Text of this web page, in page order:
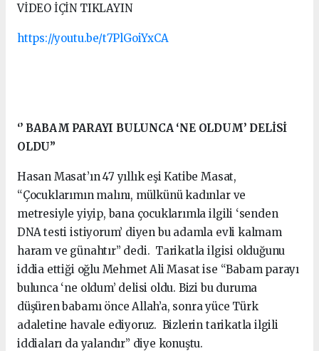
VİDEO İÇİN TIKLAYIN
https://youtu.be/t7PlGoiYxCA
‘’ BABAM PARAYI BULUNCA ‘NE OLDUM’ DELİSİ
OLDU”
Hasan Masat’ın 47 yıllık eşi Katibe Masat,
“Çocuklarımın malını, mülkünü kadınlar ve
metresiyle yiyip, bana çocuklarımla ilgili ‘senden
DNA testi istiyorum’ diyen bu adamla evli kalmam
haram ve günahtır” dedi. Tarikatla ilgisi olduğunu
iddia ettiği oğlu Mehmet Ali Masat ise “Babam parayı
bulunca ‘ne oldum’ delisi oldu. Bizi bu duruma
düşüren babamı önce Allah’a, sonra yüce Türk
adaletine havale ediyoruz. Bizlerin tarikatla ilgili
iddiaları da yalandır” diye konuştu.